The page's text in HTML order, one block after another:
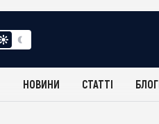
НОВИНИ СТАТТІ